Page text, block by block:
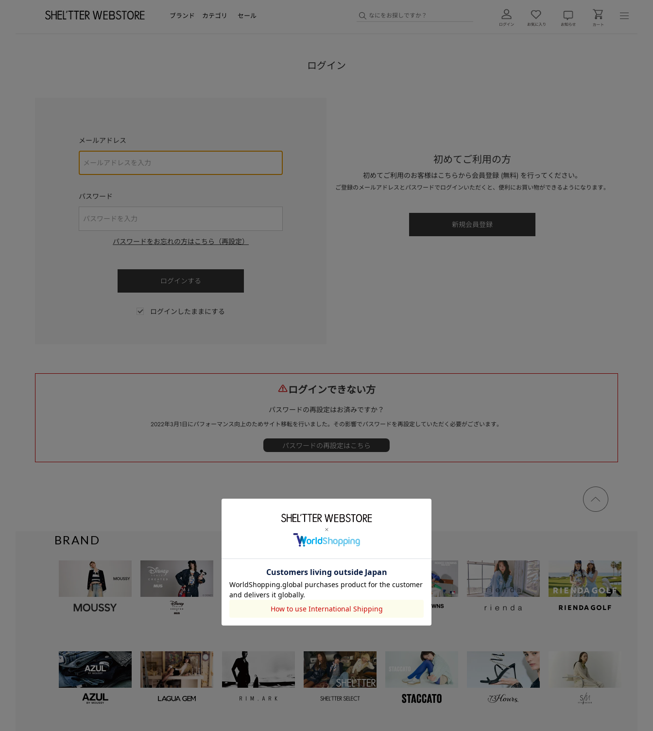
ブランド カテゴリ セール
ログイン
メールアドレス
パスワード
パスワードをお忘れの方はこちら（再設定）
ログインしたままにする
初めてご利用の方
初めてご利用のお客様はこちらから会員登録 (無料) を行ってください。
ご登録のメールアドレスとパスワードでログインいただくと、便利にお買い物ができるようになります。
ログインできない方
パスワードの再設定はお済みですか？
2022年3月1日にパフォーマンス向上のためサイト移転を行いました。その影響でパスワードを再設定していただく必要がございます。
ページ
トップ
BRAND